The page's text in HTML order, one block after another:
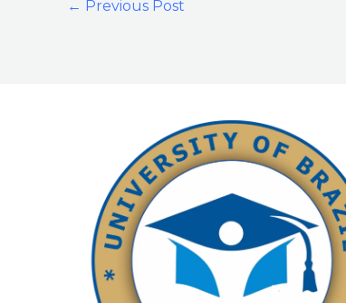
← Previous Post